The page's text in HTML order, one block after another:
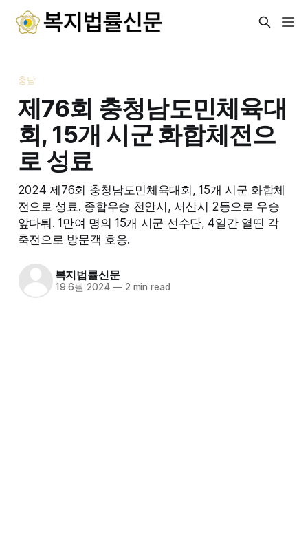
충남
제76회 충청남도민체육대
회, 15개 시군 화합체전으
로 성료
2024 제76회 충청남도민체육대회, 15개 시군 화합체
전으로 성료. 종합우승 천안시, 서산시 2등으로 우승
앞다퉈. 1만여 명의 15개 시군 선수단, 4일간 열띤 각
축전으로 방문객 호응.
복지법률신문
19 6월 2024 —2 min read